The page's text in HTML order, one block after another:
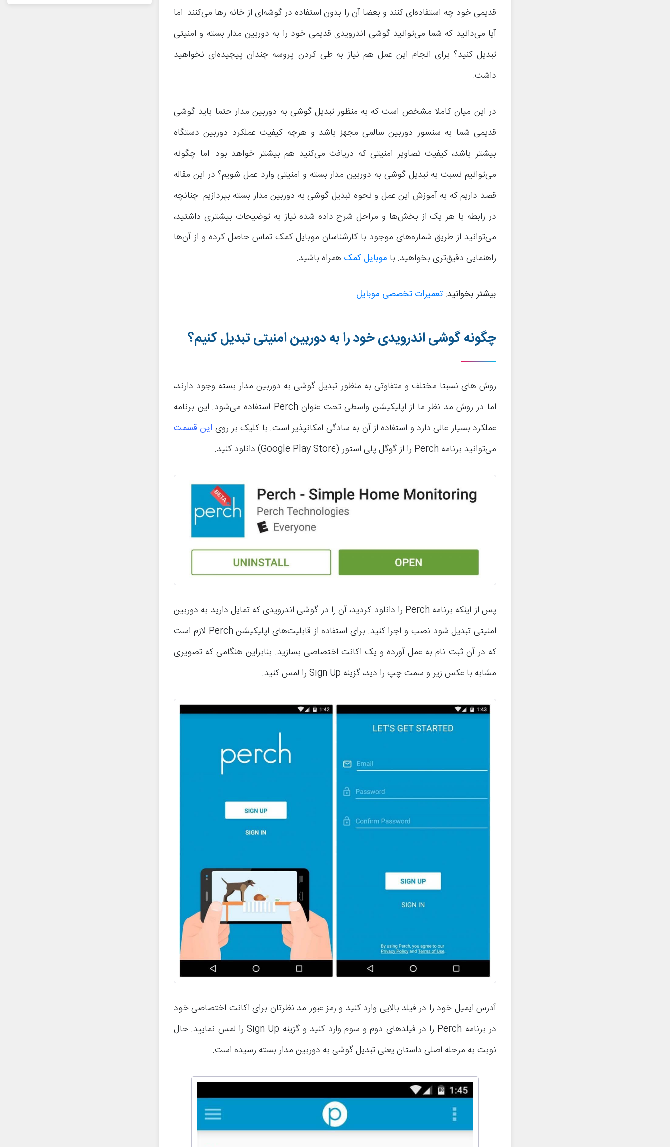
قدیمی خود چه استفاده‌ای کنند و بعضا آن را بدون استفاده در گوشه‌ای از خانه رها می‌کنند. اما
آیا می‌دانید که شما می‌توانید گوشی اندرویدی قدیمی خود را به دوربین مدار بسته و امنیتی
تبدیل کنید؟ برای انجام این عمل هم نیاز به طی کردن پروسه چندان پیچیده‌ای نخواهید
داشت.
در این میان کاملا مشخص است که به منظور تبدیل گوشی به دوربین مدار حتما باید گوشی
قدیمی شما به سنسور دوربین سالمی مجهز باشد و هرچه کیفیت عملکرد دوربین دستگاه
بیشتر باشد، کیفیت تصاویر امنیتی که دریافت می‌کنید هم بیشتر خواهد بود. اما چگونه
می‌توانیم نسبت به تبدیل گوشی به دوربین مدار بسته و امنیتی وارد عمل شویم؟ در این مقاله
قصد داریم که به آموزش این عمل و نحوه تبدیل گوشی به دوربین مدار بسته بپردازیم. چنانچه
در رابطه با هر یک از بخش‌ها و مراحل شرح داده شده نیاز به توضیحات بیشتری داشتید،
می‌توانید از طریق شماره‌های موجود با کارشناسان موبایل کمک تماس حاصل کرده و از آن‌ها
راهنمایی دقیق‌تری بخواهید. با موبایل کمک همراه باشید.
بیشتر بخوانید:تعمیرات تخصصی موبایل
چگونه گوشی اندرویدی خود را به دوربین امنیتی تبدیل کنیم؟
روش های نسبتا مختلف و متفاوتی به منظور تبدیل گوشی به دوربین مدار بسته وجود دارند،
اما در روش مد نظر ما از اپلیکیشن واسطی تحت عنوان Perch استفاده می‌شود. این برنامه
عملکرد بسیار عالی دارد و استفاده از آن به سادگی امکانپذیر است. با کلیک بر روی این قسمت
می‌توانید برنامه Perch را از گوگل پلی استور (Google Play Store) دانلود کنید.
پس از اینکه برنامه Perch را دانلود کردید، آن را در گوشی اندرویدی که تمایل دارید به دوربین
امنیتی تبدیل شود نصب و اجرا کنید. برای استفاده از قابلیت‌های اپلیکیشن Perch لازم است
که در آن ثبت نام به عمل آورده و یک اکانت اختصاصی بسازید. بنابراین هنگامی که تصویری
مشابه با عکس زیر و سمت چپ را دید، گزینه Sign Up را لمس کنید.
آدرس ایمیل خود را در فیلد بالایی وارد کنید و رمز عبور مد نظرتان برای اکانت اختصاصی خود
در برنامه Perch را در فیلدهای دوم و سوم وارد کنید و گزینه Sign Up را لمس نمایید. حال
نوبت به مرحله اصلی داستان یعنی تبدیل گوشی به دوربین مدار بسته رسیده است.